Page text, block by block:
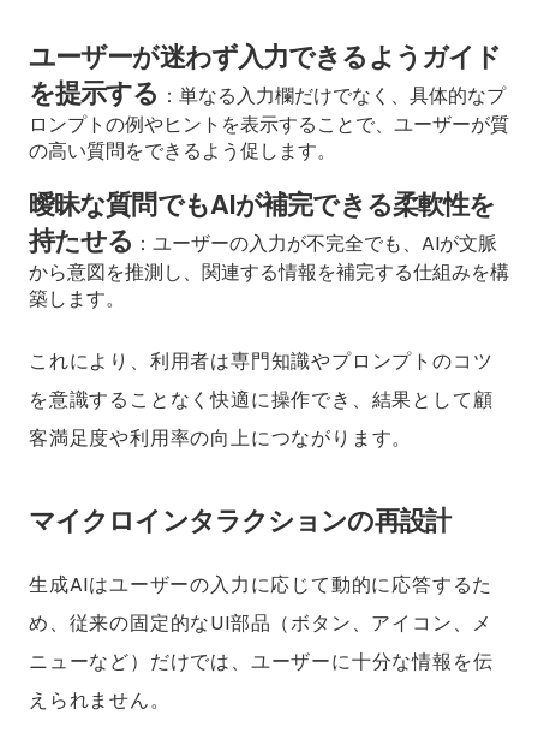
ユーザーが迷わず入力できるようガイド
を提示する ：単なる入力欄だけでなく、具体的なプ
ロンプトの例やヒントを表示することで、ユーザーが質
の高い質問をできるよう促します。
曖昧な質問でもAIが補完できる柔軟性を
持たせる ：ユーザーの入力が不完全でも、AIが文脈
から意図を推測し、関連する情報を補完する仕組みを構
築します。
これにより、利用者は専門知識やプロンプトのコツ
を意識することなく快適に操作でき、結果として顧
客満足度や利用率の向上につながります。
マイクロインタラクションの再設計
生成AIはユーザーの入力に応じて動的に応答するた
め、従来の固定的なUI部品（ボタン、アイコン、メ
ニューなど）だけでは、ユーザーに十分な情報を伝
えられません。